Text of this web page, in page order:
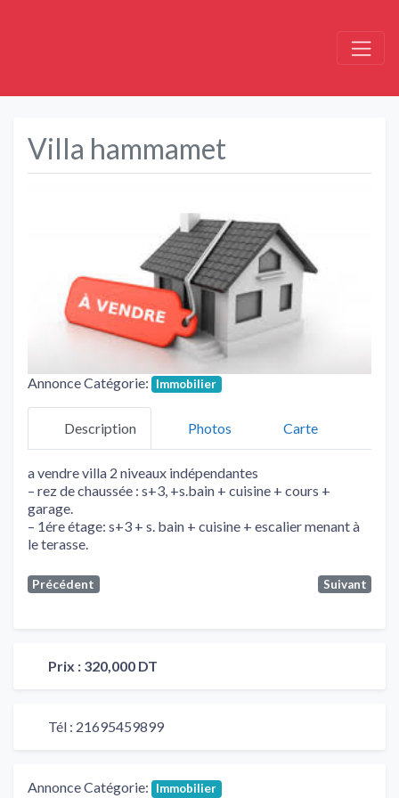
Villa hammamet
Précédent
Annonce Catégorie: Immobilier
Description Photos Carte
a vendre villa 2 niveaux indépendantes
– rez de chaussée : s+3, +s.bain + cuisine + cours +
garage.
– 1ére étage: s+3 + s. bain + cuisine + escalier menant à
le terasse.
Précédent Suivant
Prix : 320,000 DT
Tél : 21695459899
Annonce Catégorie: Immobilier